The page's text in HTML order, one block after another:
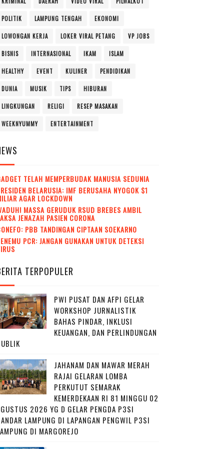
POLITIK LAMPUNG TENGAH EKONOMI
LOWONGAN KERJA LOKER VIRAL PETANG VP JOBS
BISNIS INTERNASIONAL IKAM ISLAM
HEALTHY EVENT KULINER PENDIDIKAN
DUNIA MUSIK TIPS HIBURAN
LINGKUNGAN RELIGI RESEP MASAKAN
WEEKNYUMMY ENTERTAINMENT
TELAH MEMPERBUDAK MANUSIA SEDUNIA
BELARUSIA: IMF BERUSAHA NYOGOK $1
AGAR LOCKDOWN
MASSA GERUDUK RSUD BREBES AMBIL
JENAZAH PASIEN CORONA
PBB TANDINGAN CIPTAAN SOEKARNO
PCR: JANGAN GUNAKAN UNTUK DETEKSI
TERPOPULER
PWI PUSAT DAN AFPI GELAR
WORKSHOP JURNALISTIK
BAHAS PINDAR, INKLUSI
KEUANGAN, DAN PERLINDUNGAN
JAHANAM DAN MAWAR MERAH
RAJAI GELARAN LOMBA
PERKUTUT SEMARAK
KEMERDEKAAN RI 81 MINGGU 02
2026 YG D GELAR PENGDA P3SI
LAMPUNG DI LAPANGAN PENGWIL P3SI
DI MARGOREJO